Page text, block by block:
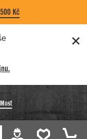
Kč